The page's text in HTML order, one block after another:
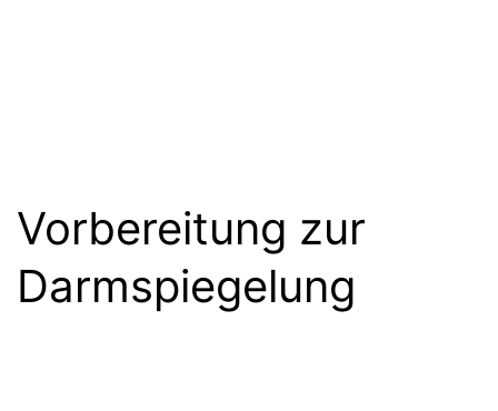
Vorbereitung zur
Darmspiegelung